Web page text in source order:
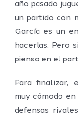
año pasado
un partido con
García es un
hacerlas. Pero
pienso en el
Para finalizar,
muy cómodo
defensas